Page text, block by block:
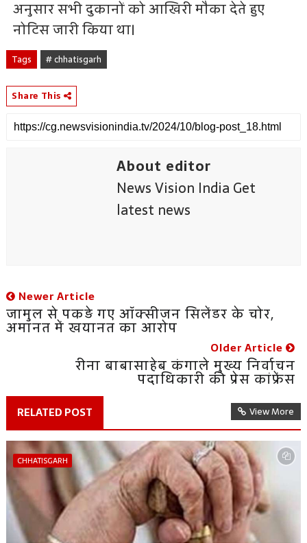
अनुसार सभी दुकानों को आखिरी मौका देते हुए
नोटिस जारी किया था।
Tags # chhatisgarh
Share This
About editor
News Vision India Get
latest news
Newer Article
जामुल से पकड़े गए ऑक्सीजन सिलेंडर के चोर,
अमानत में खयानत का आरोप
Older Article
रीना बाबासाहेब कंगाले मुख्य निर्वाचन
पदाधिकारी की प्रेस कांफ्रेंस
RELATED POST View More
CHHATISGARH